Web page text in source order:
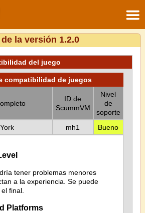
la versión 1.2.0
del juego
compatibilidad de juegos
ID de
ScummVM
Nivel
de
soporte
mh1 Bueno
tener problemas menores
a la experiencia. Se puede
final.
Platforms